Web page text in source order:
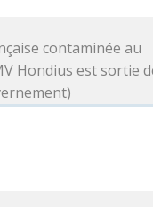
contaminée au
Hondius est sortie